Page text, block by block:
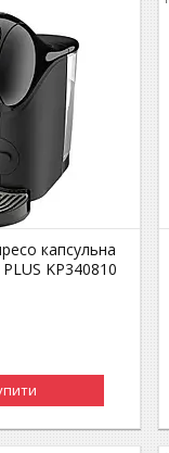
капсульна
KP340810